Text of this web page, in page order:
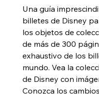
Una guía
billetes de Disney
los objetos de
de más de 300
exhaustivo de los
mundo. Vea la
de Disney con
Conozca los